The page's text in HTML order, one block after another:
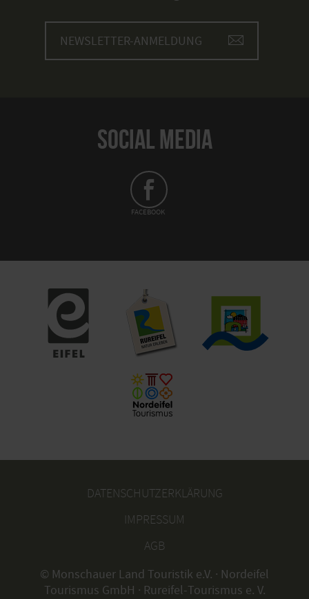
NEWSLETTER-ANMELDUNG
SOCIAL MEDIA
FACEBOOK
DATENSCHUTZERKLÄRUNG
IMPRESSUM
AGB
© Monschauer Land Touristik e.V. · Nordeifel
Tourismus GmbH · Rureifel-Tourismus e. V.